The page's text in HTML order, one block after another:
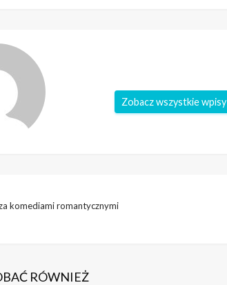
Zobacz wszystkie wpisy
komediami romantycznymi
RÓWNIEŻ